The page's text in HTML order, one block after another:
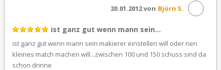
Björn S.
20.01.2012 von
ist ganz gut wenn mann sein...
ist ganz gut wenn mann sein makierer einstellen will oder nen
kleines match machen will...zwischen 100 und 150 schuss sind da
schon drinne